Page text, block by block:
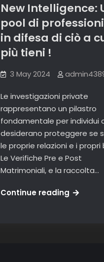
New Intelligence:
pool di
in difesa di ciò a
più tieni !
3 May 2024
Le investigazioni private
rappresentano un pilastro
fondamentale per individui
desiderano proteggere se
le proprie relazioni e i propri
Le Verifiche Pre e Post
Matrimoniali, e la raccolta…
Continue readingNew